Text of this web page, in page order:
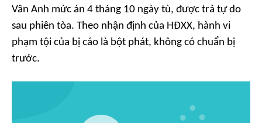
Vân Anh mức án 4 tháng 10 ngày tù, được trả tự do
sau phiên tòa. Theo nhận định của HĐXX, hành vi
phạm tội của bị cáo là bột phát, không có chuẩn bị
trước.